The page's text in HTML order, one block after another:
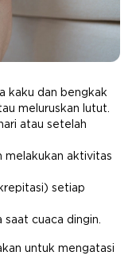
kaku dan bengkak
meluruskan lutut.
atau setelah
melakukan aktivitas
setiap
cuaca dingin.
untuk mengatasi